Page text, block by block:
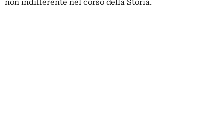
non indifferente nel corso della Storia.